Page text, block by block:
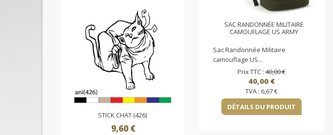
STICK CHAT (426)
9,60 €
SAC RANDONNÉE MILITAIRE
CAMOUFLAGE US ARMY
Sac Randonnée Militaire
camouflage US...
Prix TTC : 40,00 €
40,00 €
TVA : 6,67 €
DÉTAILS DU PRODUIT